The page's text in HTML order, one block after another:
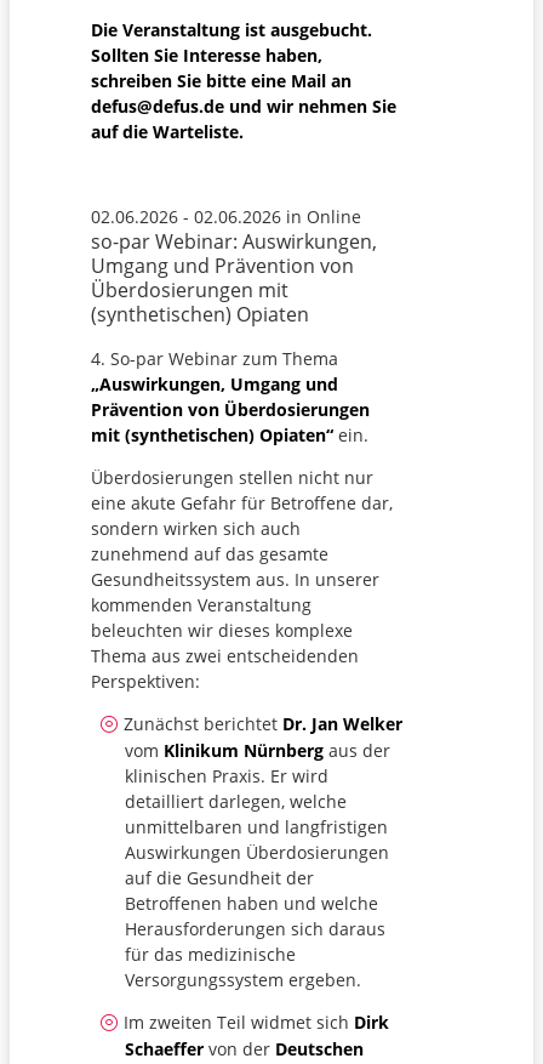
Die Veranstaltung ist ausgebucht.
Sollten Sie Interesse haben,
schreiben Sie bitte eine Mail an
defus@defus.de und wir nehmen Sie
auf die Warteliste.
02.06.2026 - 02.06.2026 in Online
so-par Webinar: Auswirkungen,
Umgang und Prävention von
Überdosierungen mit
(synthetischen) Opiaten
4. So-par Webinar zum Thema
„Auswirkungen, Umgang und
Prävention von Überdosierungen
mit (synthetischen) Opiaten“ ein.
Überdosierungen stellen nicht nur
eine akute Gefahr für Betroffene dar,
sondern wirken sich auch
zunehmend auf das gesamte
Gesundheitssystem aus. In unserer
kommenden Veranstaltung
beleuchten wir dieses komplexe
Thema aus zwei entscheidenden
Perspektiven:
Zunächst berichtet Dr. Jan Welker
vom Klinikum Nürnbergaus der
klinischen Praxis. Er wird
detailliert darlegen, welche
unmittelbaren und langfristigen
Auswirkungen Überdosierungen
auf die Gesundheit der
Betroffenen haben und welche
Herausforderungen sich daraus
für das medizinische
Versorgungssystem ergeben.
Im zweiten Teil widmet sich Dirk
Schaeffervon der Deutschen